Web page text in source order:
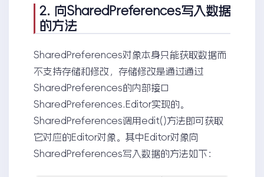
2. 向SharedPreferences写入数据
的方法
SharedPreferences对象本身只能获取数据而
不支持存储和修改，存储修改是通过通过
SharedPreferences的内部接口
SharedPreferences.Editor实现的。
SharedPreferences调用edit()方法即可获取
它对应的Editor对象。其中Editor对象向
SharedPreferences写入数据的方法如下：